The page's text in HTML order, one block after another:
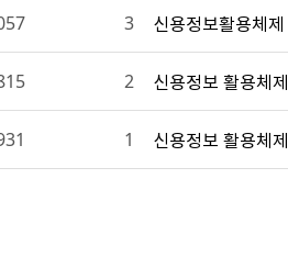
3 신용정보활용체제
2 신용정보 활용체제
1 신용정보 활용체제